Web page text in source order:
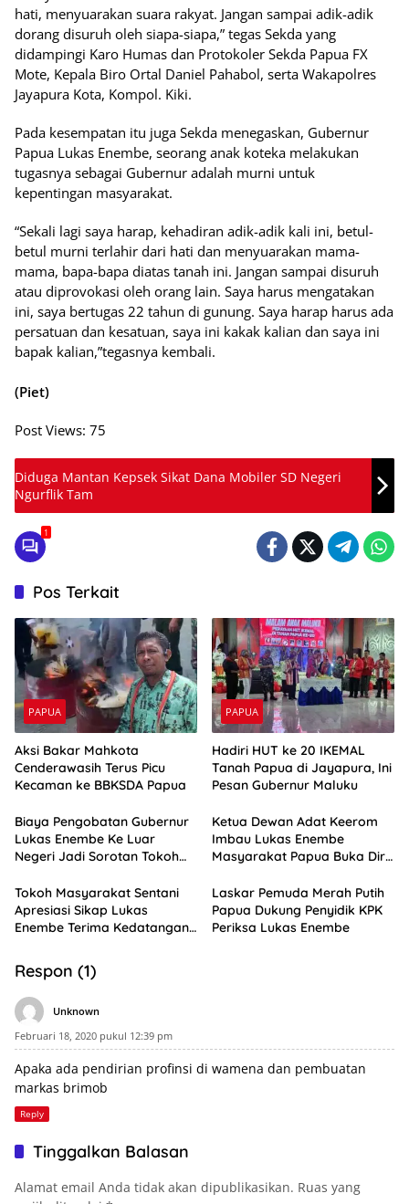
hati, menyuarakan suara rakyat. Jangan sampai adik-adik
dorang disuruh oleh siapa-siapa,” tegas Sekda yang
didampingi Karo Humas dan Protokoler Sekda Papua FX
Mote, Kepala Biro Ortal Daniel Pahabol, serta Wakapolres
Jayapura Kota, Kompol. Kiki.
Pada kesempatan itu juga Sekda menegaskan, Gubernur
Papua Lukas Enembe, seorang anak koteka melakukan
tugasnya sebagai Gubernur adalah murni untuk
kepentingan masyarakat.
“Sekali lagi saya harap, kehadiran adik-adik kali ini, betul-
betul murni terlahir dari hati dan menyuarakan mama-
mama, bapa-bapa diatas tanah ini. Jangan sampai disuruh
atau diprovokasi oleh orang lain. Saya harus mengatakan
ini, saya bertugas 22 tahun di gunung. Saya harap harus ada
persatuan dan kesatuan, saya ini kakak kalian dan saya ini
bapak kalian,”tegasnya kembali.
(Piet)
Post Views: 75
Diduga Mantan Kepsek Sikat Dana Mobiler SD Negeri
Ngurflik Tam
1
Pos Terkait
PAPUA
Aksi Bakar Mahkota
Cenderawasih Terus Picu
Kecaman ke BBKSDA Papua
PAPUA
Hadiri HUT ke 20 IKEMAL
Tanah Papua di Jayapura, Ini
Pesan Gubernur Maluku
Biaya Pengobatan Gubernur
Lukas Enembe Ke Luar
Negeri Jadi Sorotan Tokoh
Ketua Dewan Adat Keerom
Imbau Lukas Enembe
Masyarakat Papua Buka Diri
Tokoh Masyarakat Sentani
Apresiasi Sikap Lukas
Enembe Terima Kedatangan
Laskar Pemuda Merah Putih
Papua Dukung Penyidik KPK
Periksa Lukas Enembe
Respon (1)
Unknown
Februari 18, 2020 pukul 12:39 pm
Apaka ada pendirian profinsi di wamena dan pembuatan
markas brimob
Reply
Tinggalkan Balasan
Alamat email Anda tidak akan dipublikasikan. Ruas yang